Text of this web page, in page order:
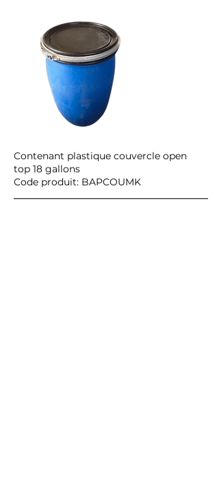
Contenant plastique couvercle open
top 18 gallons
Code produit: BAPCOUMK